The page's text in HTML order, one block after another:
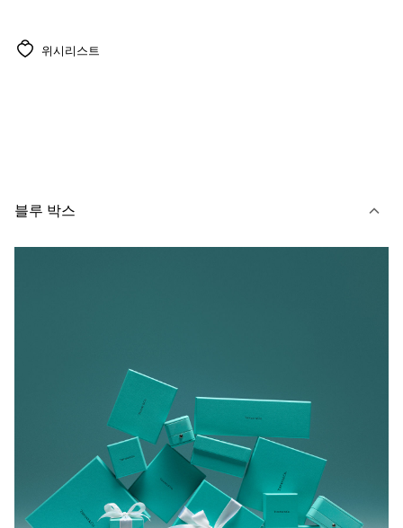
위시리스트
블루 박스